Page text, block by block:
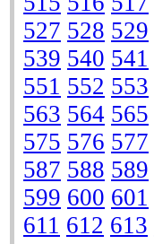
527 528 529
539 540 541
551 552 553
563 564 565
575 576 577
587 588 589
599 600 601
611 612 613